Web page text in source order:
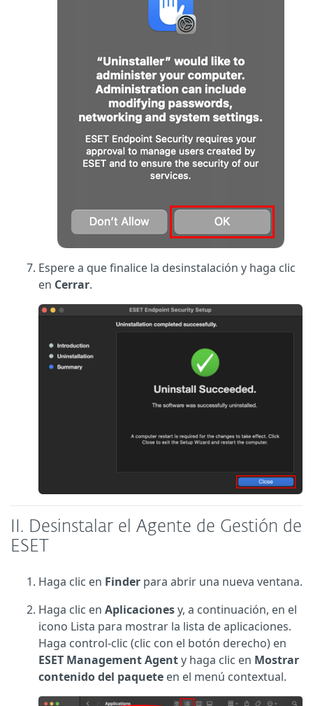
Espere a que finalice la desinstalación y haga clic
en Cerrar.
II. Desinstalar el Agente de Gestión de
ESET
Haga clic en Finder para abrir una nueva ventana.
Haga clic en Aplicacionesy, a continuación, en el
icono Lista para mostrar la lista de aplicaciones.
Haga control-clic (clic con el botón derecho) en
ESET Management Agenty haga clic en Mostrar
contenido del paquete en el menú contextual.